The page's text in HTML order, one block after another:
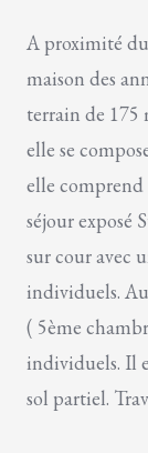
A proximité
maison des
terrain de 175
elle se
elle
séjour exposé
sur cour avec
individuels.
( 5ème
individuels. Il
sol partiel.